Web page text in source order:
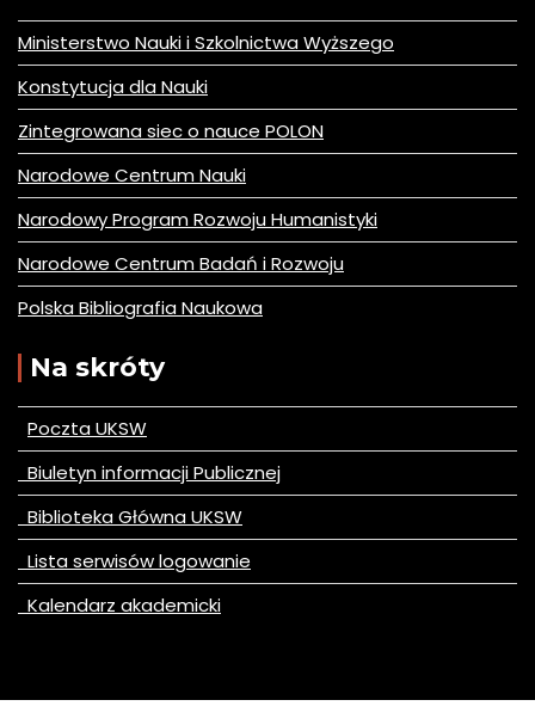
Ministerstwo Nauki i Szkolnictwa Wyższego
Konstytucja dla Nauki
Zintegrowana siec o nauce POLON
Narodowe Centrum Nauki
Narodowy Program Rozwoju Humanistyki
Narodowe Centrum Badań i Rozwoju
Polska Bibliografia Naukowa
Na skróty
Poczta UKSW
Biuletyn informacji Publicznej
Biblioteka Główna UKSW
Lista serwisów logowanie
Kalendarz akademicki